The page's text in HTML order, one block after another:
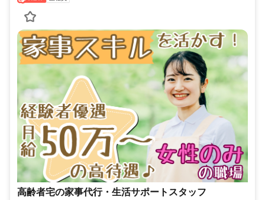
高齢者宅の家事代行・生活サポートスタッフ